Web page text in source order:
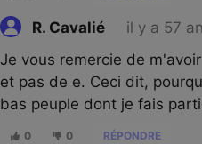
R. Cavalié
il y a 57
Je vous remercie de
et pas de e. Ceci dit,
bas peuple dont je fais
0 0 RÉPONDRE